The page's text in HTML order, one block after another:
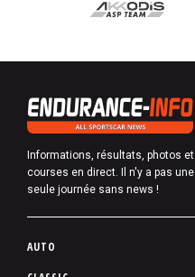
Informations, résultats, photos et
courses en direct. Il n'y a pas une
seule journée sans news !
P
AUTO